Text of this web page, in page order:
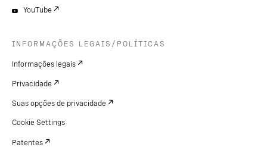
YouTube
INFORMAÇÕES LEGAIS/POLÍTICAS
Informações legais
Privacidade
Suas opções de privacidade
Cookie Settings
Patentes